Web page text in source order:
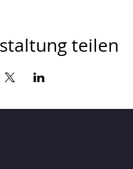
teilen